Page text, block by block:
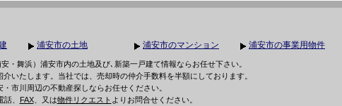
浦安市の土地 浦安市のマンション 浦安市の事業用物件
・舞浜）浦安市内の土地及び､新築一戸建て情報ならお任せ下さい。
いたします。当社では、売却時の仲介手数料を半額にしております。
・市川周辺の不動産探しならお任せください。
、
FAX、又は物件リクエスト よりお問合せください。